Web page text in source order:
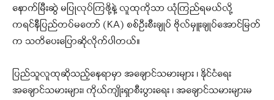
နောက်မြီးဆွဲ မပြုလုပ်ကြဖို့နဲ့ လူထုကိုသာ ယုံကြည်ရမယ်လို့
ကရင်နီပြည်တပ်မတော် (KA) စစ်ဦးစီးချုပ် ဗိုလ်မှူးချုပ်အောင်မြတ်
က သတိပေးပြောဆိုလိုက်ပါတယ်။
ပြည်သူလူထုဆိုသည့်နေရာမှာ အချောင်သမားများ ၊ နိုင်ငံရေး
အချောင်သမားများ၊ ကိုယ်ကျိုးရှာစီးပွားရေး ၊ အချောင်သမားများမ